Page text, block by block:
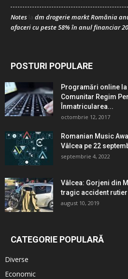
Notes la dm drogerie markt România
afaceri cu peste 58% în anul financiar
POSTURI POPULARE
Programări online
Comunitar Regim
Înmatricularea...
octombrie 12, 2017
Romanian Music
Vâlcea pe 22
septembrie 4, 2022
Vâlcea: Gorjeni din
tragic accident
august 10, 2019
CATEGORIE POPULARĂ
Diverse
Economic